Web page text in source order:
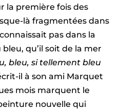
la première fois des
là fragmentées dans
pas dans la
qu’il soit de la mer
bleu, si tellement bleu
il à son ami Marquet
mois marquent le
nouvelle qui